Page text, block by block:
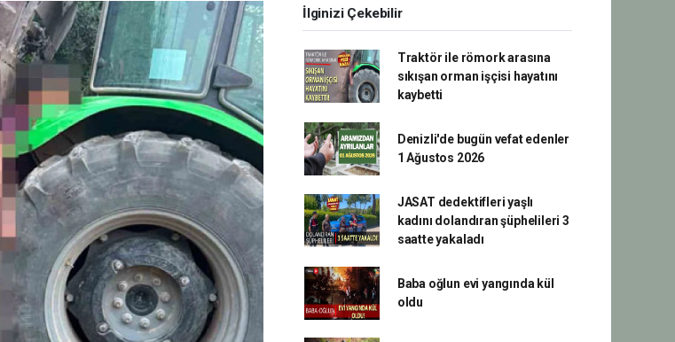
İlginizi Çekebilir
Traktör ile römork arasına
sıkışan orman işçisi hayatını
kaybetti
Denizli'de bugün vefat edenler
1 Ağustos 2026
JASAT dedektifleri yaşlı
kadını dolandıran şüphelileri 3
saatte yakaladı
Baba oğlun evi yangında kül
oldu